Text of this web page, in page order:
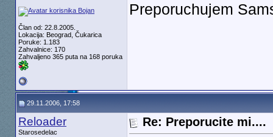
Član od: 22.8.2005.
Lokacija: Beograd, Čukarica
Poruke: 1.183
Zahvalnice: 170
Zahvaljeno 365 puta na 168 poruka
Preporuchujem
29.11.2006, 17:58
Reloader
Starosedelac
Re: Preporucite mi....